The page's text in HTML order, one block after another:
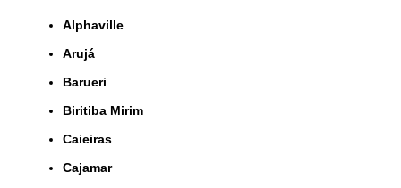
Alphaville
Arujá
Barueri
Biritiba Mirim
Caieiras
Cajamar